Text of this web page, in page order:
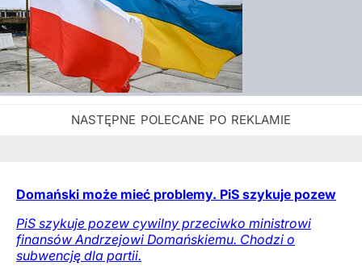
Domański może mieć problemy. PiS szykuje pozew
PiS szykuje pozew cywilny przeciwko ministrowi
finansów Andrzejowi Domańskiemu. Chodzi o
subwencję dla partii.